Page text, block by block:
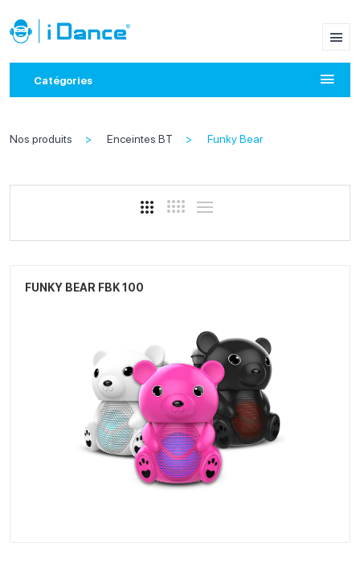
Catégories
Nos produits Enceintes BT Funky Bear
FUNKY BEAR FBK 100